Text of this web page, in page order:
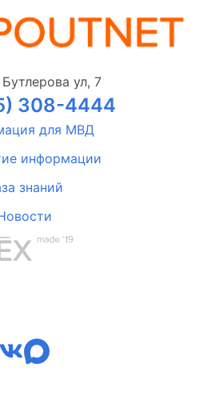
ул, 7
308-4444
для МВД
информации
знаний